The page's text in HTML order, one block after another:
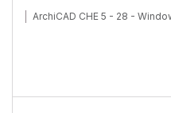
ArchiCAD CHE 5 - 28 -